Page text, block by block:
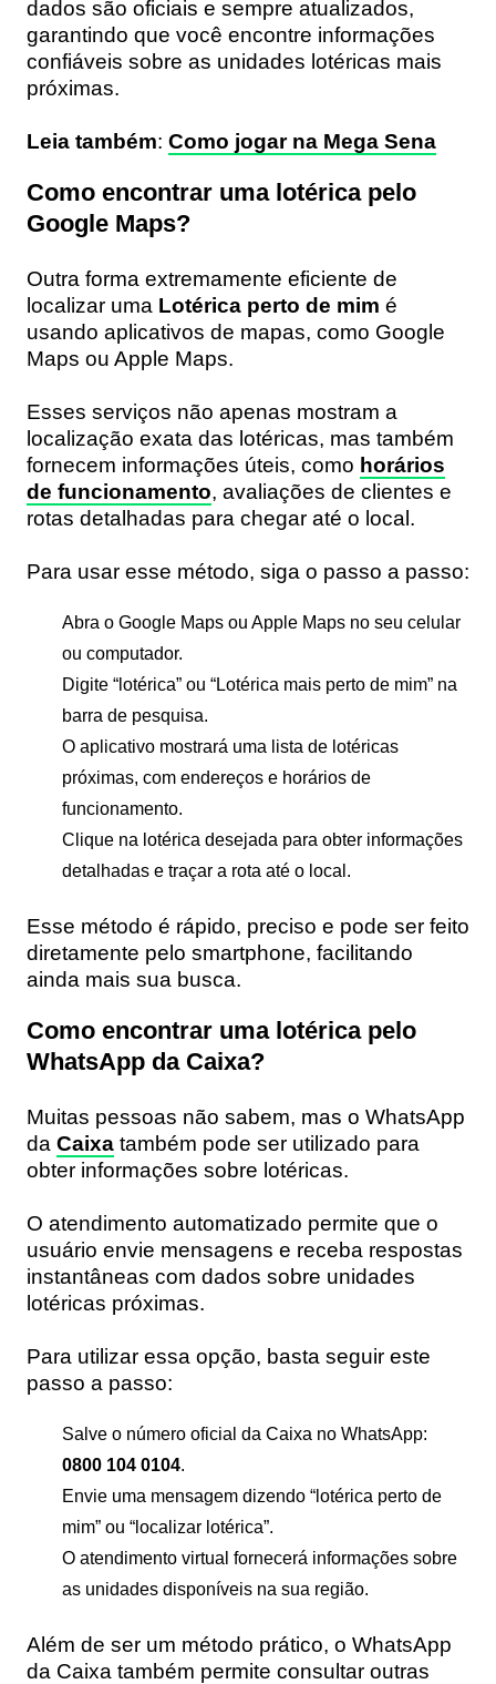
dados são oficiais e sempre atualizados,
garantindo que você encontre informações
confiáveis sobre as unidades lotéricas mais
próximas.
Leia também: Como jogar na Mega Sena
Como encontrar uma lotérica pelo
Google Maps?
Outra forma extremamente eficiente de
localizar uma Lotérica perto de mim é
usando aplicativos de mapas, como Google
Maps ou Apple Maps.
Esses serviços não apenas mostram a
localização exata das lotéricas, mas também
fornecem informações úteis, como horários
de funcionamento, avaliações de clientes e
rotas detalhadas para chegar até o local.
Para usar esse método, siga o passo a passo:
Abra o Google Maps ou Apple Maps no seu celular
ou computador.
Digite “lotérica” ou “Lotérica mais perto de mim” na
barra de pesquisa.
O aplicativo mostrará uma lista de lotéricas
próximas, com endereços e horários de
funcionamento.
Clique na lotérica desejada para obter informações
detalhadas e traçar a rota até o local.
Esse método é rápido, preciso e pode ser feito
diretamente pelo smartphone, facilitando
ainda mais sua busca.
Como encontrar uma lotérica pelo
WhatsApp da Caixa?
Muitas pessoas não sabem, mas o WhatsApp
da Caixa também pode ser utilizado para
obter informações sobre lotéricas.
O atendimento automatizado permite que o
usuário envie mensagens e receba respostas
instantâneas com dados sobre unidades
lotéricas próximas.
Para utilizar essa opção, basta seguir este
passo a passo:
Salve o número oficial da Caixa no WhatsApp:
0800 104 0104.
Envie uma mensagem dizendo “lotérica perto de
mim” ou “localizar lotérica”.
O atendimento virtual fornecerá informações sobre
as unidades disponíveis na sua região.
Além de ser um método prático, o WhatsApp
da Caixa também permite consultar outras